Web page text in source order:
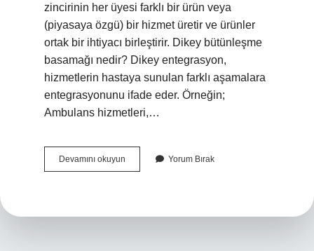
zincirinin her üyesi farklı bir ürün veya
(piyasaya özgü) bir hizmet üretir ve ürünler
ortak bir ihtiyacı birleştirir. Dikey bütünleşme
basamağı nedir? Dikey entegrasyon,
hizmetlerin hastaya sunulan farklı aşamalara
entegrasyonunu ifade eder. Örneğin;
Ambulans hizmetleri,…
Devamını okuyun
Bütünleşme
Yorum Bırak